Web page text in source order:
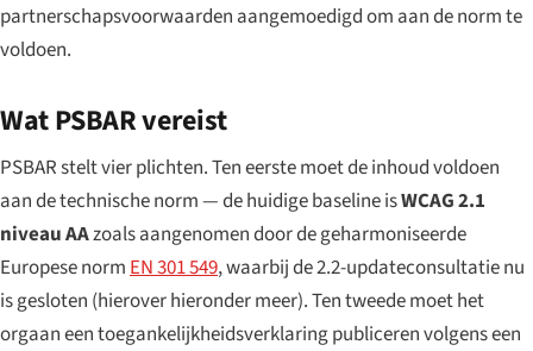
partnerschapsvoorwaarden aangemoedigd om aan de norm te
voldoen.
Wat PSBAR vereist
PSBAR stelt vier plichten. Ten eerste moet de inhoud voldoen
aan de technische norm — de huidige baseline isWCAG 2.1
niveau AAzoals aangenomen door de geharmoniseerde
Europese norm EN 301 549, waarbij de 2.2-updateconsultatie nu
is gesloten (hierover hieronder meer). Ten tweede moet het
orgaan een toegankelijkheidsverklaring publiceren volgens een